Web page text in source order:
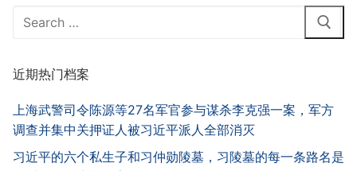
Search
近期热门档案
上海武警司令陈源等27名军官参与谋杀李克强一案，军方
调查并集中关押证人被习近平派人全部消灭
习近平的六个私生子和习仲勋陵墓，习陵墓的每一条路名是